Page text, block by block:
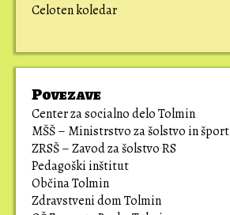
Celoten koledar
Povezave
Center za socialno delo Tolmin
MŠŠ – Ministrstvo za šolstvo in šport
ZRSŠ – Zavod za šolstvo RS
Pedagoški inštitut
Občina Tolmin
Zdravstveni dom Tolmin